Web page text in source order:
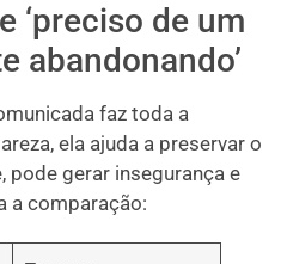
‘preciso de um
abandonando’
faz toda a
ela ajuda a preservar o
pode gerar insegurança e
a comparação: